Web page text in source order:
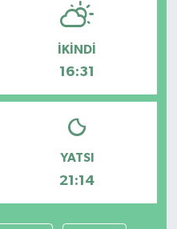
İKINDI
16:31
YATSI
21:14